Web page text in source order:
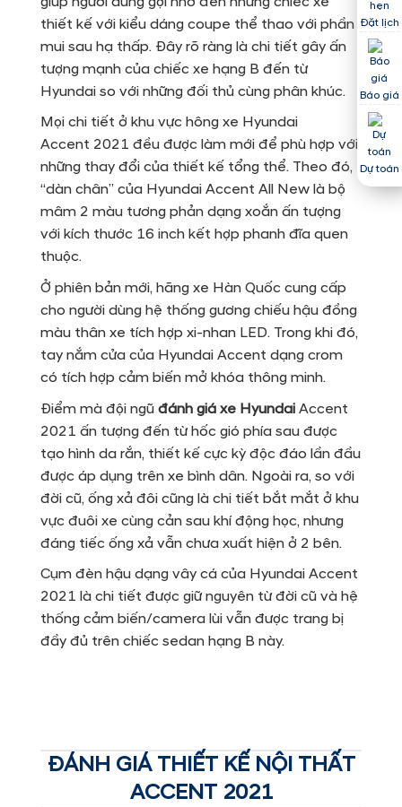
thiết kế với kiểu dáng coupe thể thao với phần
mui sau hạ thấp. Đây rõ ràng là chi tiết gây ấn
tượng mạnh của chiếc xe hạng B đến từ
Hyundai so với những đối thủ cùng phân khúc.
Mọi chi tiết ở khu vực hông xe Hyundai
Accent 2021 đều được làm mới để phù hợp với
những thay đổi của thiết kế tổng thể. Theo đó,
“dàn chân” của Hyundai Accent All New là bộ
mâm 2 màu tương phản dạng xoắn ấn tượng
với kích thước 16 inch kết hợp phanh đĩa quen
thuộc.
Ở phiên bản mới, hãng xe Hàn Quốc cung cấp
cho người dùng hệ thống gương chiếu hậu đồng
màu thân xe tích hợp xi-nhan LED. Trong khi đó,
tay nắm cửa của Hyundai Accent dạng crom
có tích hợp cảm biến mở khóa thông minh.
Điểm mà đội ngũ đánh giá xe HyundaiAccent
2021 ấn tượng đến từ hốc gió phía sau được
tạo hình da rắn, thiết kế cực kỳ độc đáo lần đầu
được áp dụng trên xe bình dân. Ngoài ra, so với
đời cũ, ống xả đôi cũng là chi tiết bắt mắt ở khu
vực đuôi xe cùng cản sau khí động học, nhưng
đáng tiếc ống xả vẫn chưa xuất hiện ở 2 bên.
Cụm đèn hậu dạng vây cá của Hyundai Accent
2021 là chi tiết được giữ nguyên từ đời cũ và hệ
thống cảm biến/camera lùi vẫn được trang bị
đầy đủ trên chiếc sedan hạng B này.
ĐÁNH GIÁ THIẾT KẾ NỘI THẤT
ACCENT 2021
Đặt lịch
Báo giá
Dự toán